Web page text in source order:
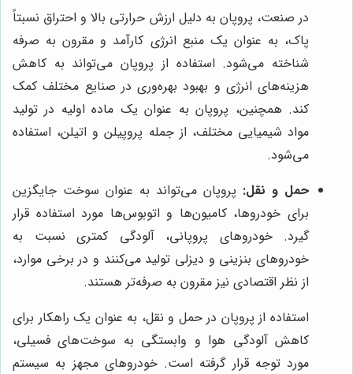
در صنعت، پروپان به دلیل ارزش حرارتی بالا و احتراق نسبتاً
پاک، به عنوان یک منبع انرژی کارآمد و مقرون به صرفه
شناخته می‌شود. استفاده از پروپان می‌تواند به کاهش
هزینه‌های انرژی و بهبود بهره‌وری در صنایع مختلف کمک
کند. همچنین، پروپان به عنوان یک ماده اولیه در تولید
مواد شیمیایی مختلف، از جمله پروپیلن و اتیلن، استفاده
می‌شود.
حمل و نقل: پروپان می‌تواند به عنوان سوخت جایگزین
برای خودروها، کامیون‌ها و اتوبوس‌ها مورد استفاده قرار
گیرد. خودروهای پروپانی، آلودگی کمتری نسبت به
خودروهای بنزینی و دیزلی تولید می‌کنند و در برخی موارد،
از نظر اقتصادی نیز مقرون به صرفه‌تر هستند.
استفاده از پروپان در حمل و نقل، به عنوان یک راهکار برای
کاهش آلودگی هوا و وابستگی به سوخت‌های فسیلی،
مورد توجه قرار گرفته است. خودروهای مجهز به سیستم